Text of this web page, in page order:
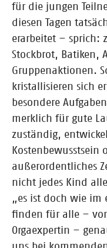
für die jungen
diesen Tagen
erarbeitet – sprich:
Stockbrot, Batiken,
Gruppenaktionen.
kristallisieren sich
besondere
merklich für gute
zuständig,
Kostenbewusstsein
außerordentliches
nicht jedes Kind
„es ist doch wie im
finden für alle –
Orgaexpertin –